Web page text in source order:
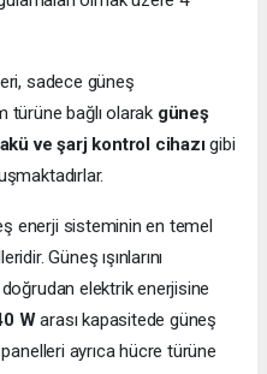
sadece güneş
türüne bağlı olarak güneş
ve şarj kontrol cihazıgibi
enerji sisteminin en temel
Güneş ışınlarını
elektrik enerjisine
Warası kapasitede güneş
ayrıca hücre türüne